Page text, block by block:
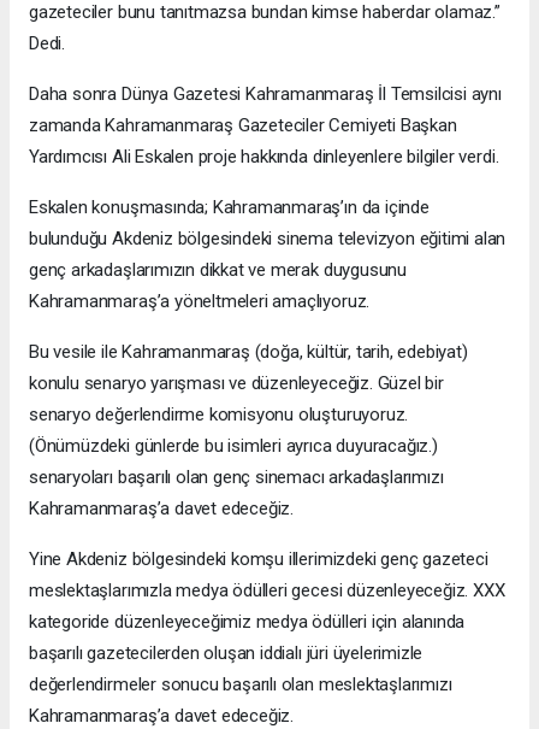
gazeteciler bunu tanıtmazsa bundan kimse haberdar olamaz.”
Dedi.
Daha sonra Dünya Gazetesi Kahramanmaraş İl Temsilcisi aynı
zamanda Kahramanmaraş Gazeteciler Cemiyeti Başkan
Yardımcısı Ali Eskalen proje hakkında dinleyenlere bilgiler verdi.
Eskalen konuşmasında; Kahramanmaraş’ın da içinde
bulunduğu Akdeniz bölgesindeki sinema televizyon eğitimi alan
genç arkadaşlarımızın dikkat ve merak duygusunu
Kahramanmaraş’a yöneltmeleri amaçlıyoruz.
Bu vesile ile Kahramanmaraş (doğa, kültür, tarih, edebiyat)
konulu senaryo yarışması ve düzenleyeceğiz. Güzel bir
senaryo değerlendirme komisyonu oluşturuyoruz.
(Önümüzdeki günlerde bu isimleri ayrıca duyuracağız.)
senaryoları başarılı olan genç sinemacı arkadaşlarımızı
Kahramanmaraş’a davet edeceğiz.
Yine Akdeniz bölgesindeki komşu illerimizdeki genç gazeteci
meslektaşlarımızla medya ödülleri gecesi düzenleyeceğiz. XXX
kategoride düzenleyeceğimiz medya ödülleri için alanında
başarılı gazetecilerden oluşan iddialı jüri üyelerimizle
değerlendirmeler sonucu başarılı olan meslektaşlarımızı
Kahramanmaraş’a davet edeceğiz.